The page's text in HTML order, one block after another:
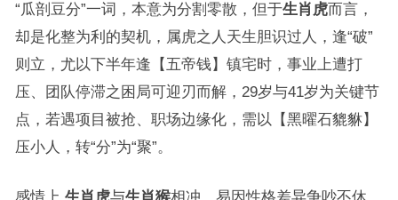
“瓜剖豆分”一词，本意为分割零散，但于生肖虎而言，
却是化整为利的契机，属虎之人天生胆识过人，逢“破”
则立，尤以下半年逢【五帝钱】镇宅时，事业上遭打
压、团队停滞之困局可迎刃而解，29岁与41岁为关键节
点，若遇项目被抢、职场边缘化，需以【黑曜石貔貅】
压小人，转“分”为“聚”。
感情上,生肖虎与生肖猴相冲，易因性格差异争吵不休，